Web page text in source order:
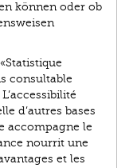
können oder ob
consultable
d’autres bases
accompagne le
nourrit une
et les